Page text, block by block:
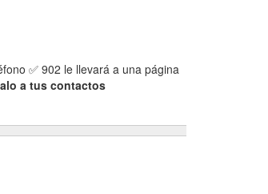
✅ 902 le llevará a una página
a tus contactos